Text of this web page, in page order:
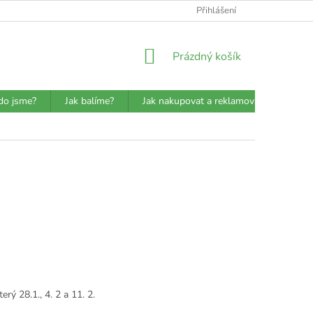
JAK BALÍME?
Přihlášení
NÁKUPNÍ
Prázdný košík
jsme? Jak balíme? Jak nakupovat a reklamovat?
28.1., 4. 2 a 11. 2.